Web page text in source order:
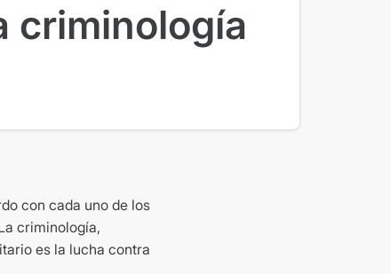
criminología
con cada uno de los
criminología,
es la lucha contra